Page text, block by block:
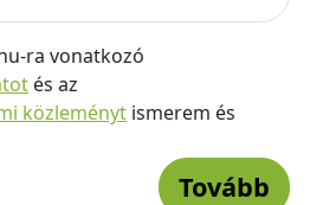
ra vonatkozó
és az
közleményt ismerem és
Tovább